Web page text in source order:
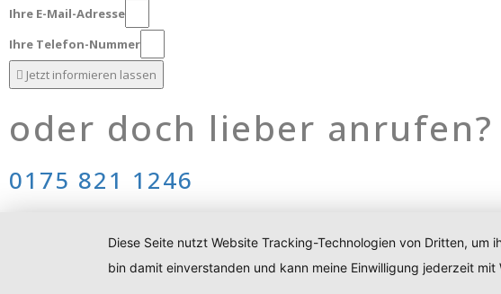
Ihre E-Mail-Adresse
Ihre Telefon-Nummer
Jetzt informieren lassen
oder doch lieber anrufen?
0175 821 1246
Diese Seite nutzt Website Tracking-Technologien von Dritten,
bin damit einverstanden und kann meine Einwilligung jederzeit